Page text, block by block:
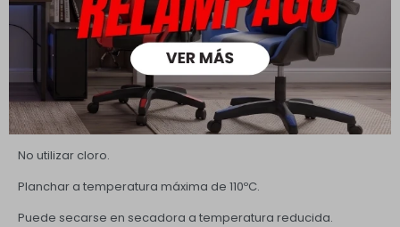
Descripción
Lavado a máquina a temperatura máxima de 40ºC.
No utilizar cloro.
Planchar a temperatura máxima de 110ºC.
Puede secarse en secadora a temperatura reducida.